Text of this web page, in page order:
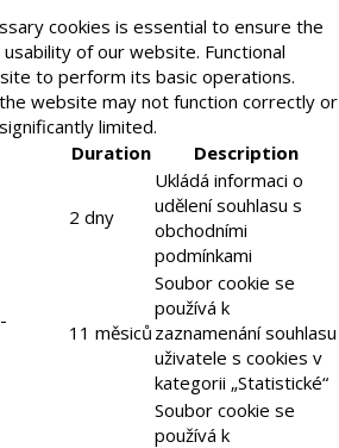
cookies is essential to ensure the
of our website. Functional
to perform its basic operations.
website may not function correctly or
limited.
Duration Description
2 dny
Ukládá informaci o
udělení souhlasu s
obchodními
podmínkami
11 měsiců
Soubor cookie se
používá k
zaznamenání souhlasu
uživatele s cookies v
kategorii „Statistické“
Soubor cookie se
používá k